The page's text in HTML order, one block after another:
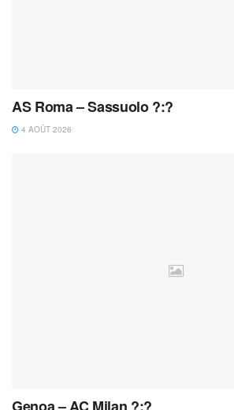
AS Roma – Sassuolo ?:?
4 AOÛT 2026